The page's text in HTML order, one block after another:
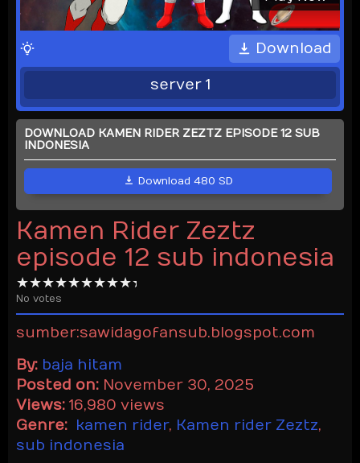
Download
server 1
DOWNLOAD KAMEN RIDER ZEZTZ EPISODE 12 SUB
INDONESIA
Download 480 SD
Kamen Rider Zeztz
episode 12 sub indonesia
No votes
sumber:sawidagofansub.blogspot.com
By: baja hitam
Posted on: November 30, 2025
Views: 16,980 views
Genre: kamen rider, Kamen rider Zeztz,
sub indonesia